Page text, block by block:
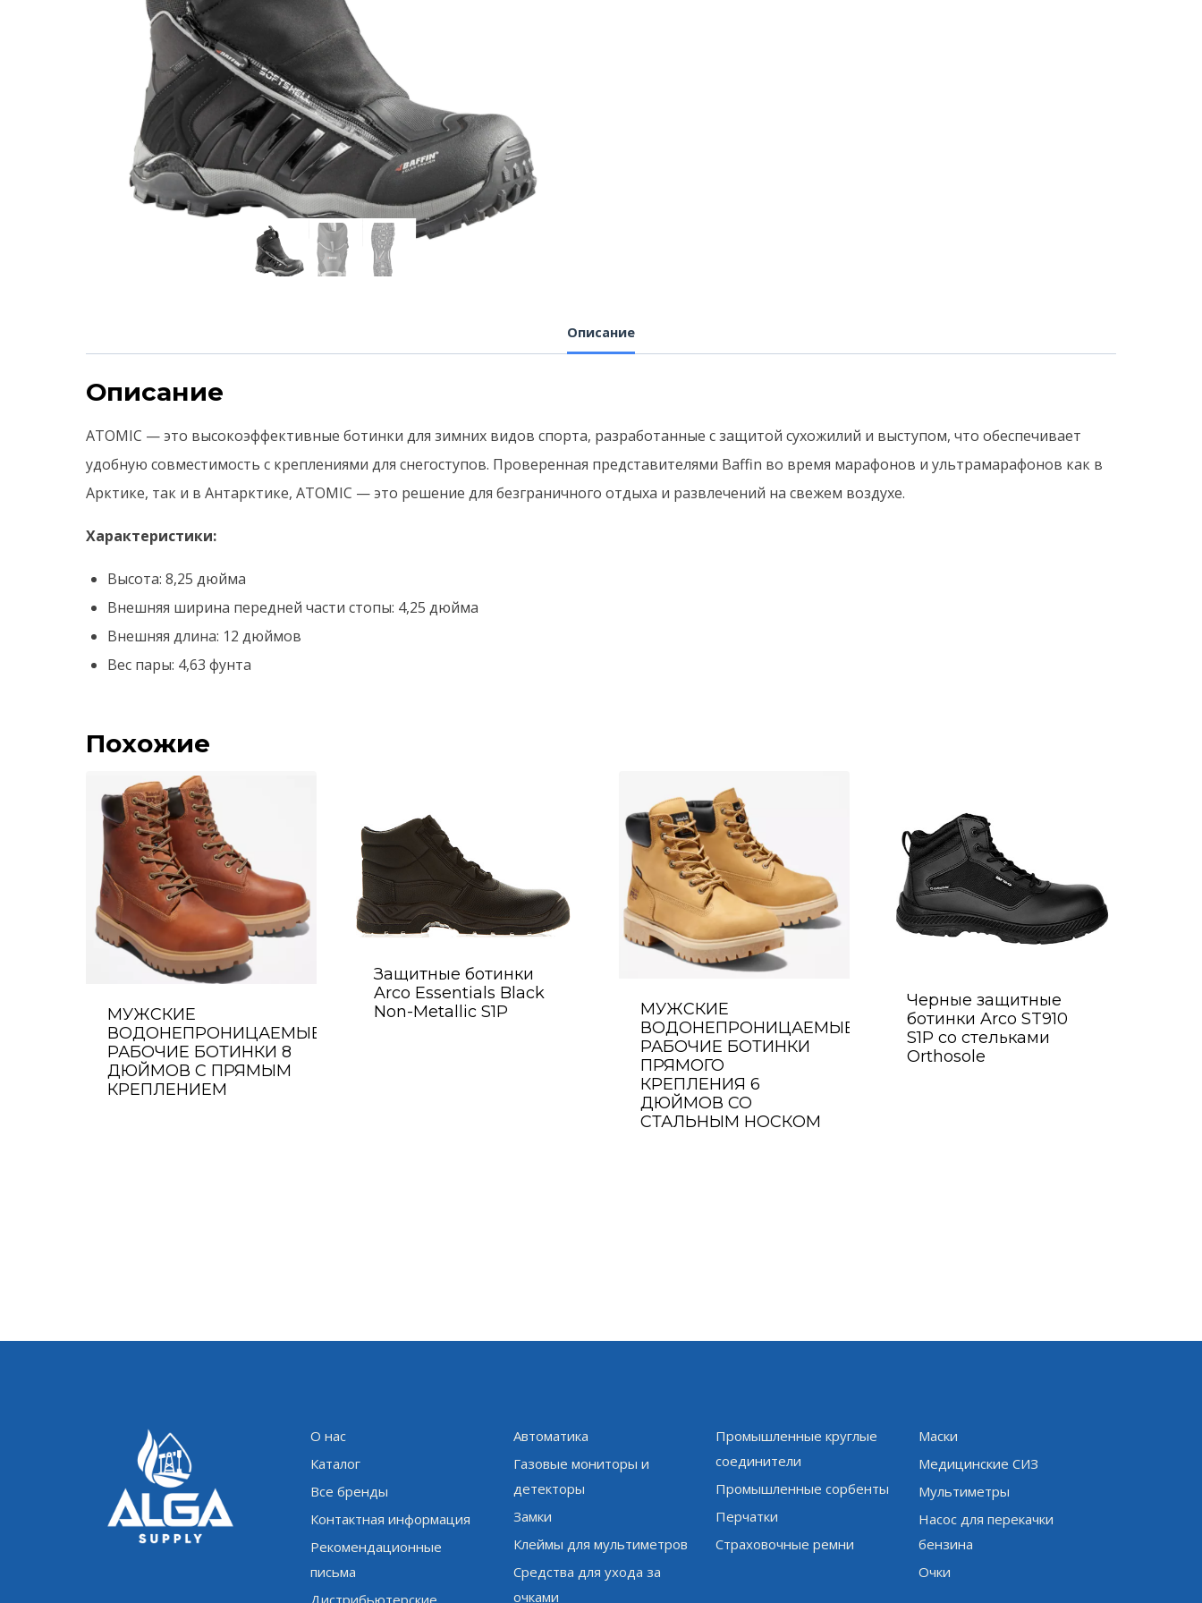
Описание
Описание
ATOMIC — это высокоэффективные ботинки для зимних видов спорта, разработанные с защитой сухожилий и выступом, что обеспечивает
удобную совместимость с креплениями для снегоступов. Проверенная представителями Baffin во время марафонов и ультрамарафонов как в
Арктике, так и в Антарктике, ATOMIC — это решение для безграничного отдыха и развлечений на свежем воздухе.
Характеристики:
Высота: 8,25 дюйма
Внешняя ширина передней части стопы: 4,25 дюйма
Внешняя длина: 12 дюймов
Вес пары: 4,63 фунта
Похожие
МУЖСКИЕ
ВОДОНЕПРОНИЦАЕМЫЕ
РАБОЧИЕ БОТИНКИ 8
ДЮЙМОВ С ПРЯМЫМ
КРЕПЛЕНИЕМ
Защитные ботинки
Arco Essentials Black
Non-Metallic S1P
МУЖСКИЕ
ВОДОНЕПРОНИЦАЕМЫЕ
РАБОЧИЕ БОТИНКИ
ПРЯМОГО
КРЕПЛЕНИЯ 6
ДЮЙМОВ СО
СТАЛЬНЫМ НОСКОМ
Черные защитные
ботинки Arco ST910
S1P со стельками
Orthosole
О нас
Каталог
Все бренды
Контактная информация
Рекомендационные
письма
Дистрибьютерские
Автоматика
Газовые мониторы и
детекторы
Замки
Клеймы для мультиметров
Средства для ухода за
очками
Промышленные круглые
соединители
Промышленные сорбенты
Перчатки
Страховочные ремни
Маски
Медицинские СИЗ
Мультиметры
Насос для перекачки
бензина
Очки